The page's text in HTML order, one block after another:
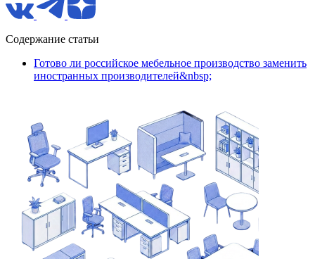
Содержание статьи
Готово ли российское мебельное производство заменить
иностранных производителей&nbsp;